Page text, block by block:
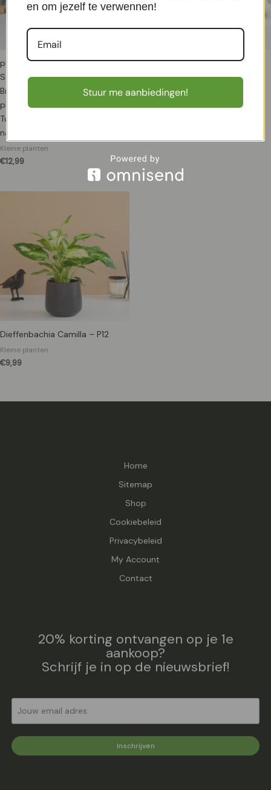
plantje.nl Kustmammoetboom,
Sequoia Sempervirens,
Brievenbusboompje, Kleine
planten, Plant cadeau,
Tuinplanten, Groen, Groene
naalden, Kan 2000 jaar
Kleine planten
€12,99
plantje.nl Schefflera op
Lavasteen, Lavasteen, Groen,
Easy Care
Kleine planten
Dieffenbachia Camilla – P12
Kleine planten
€9,99
Home
Sitemap
Shop
Cookiebeleid
Privacybeleid
My Account
Contact
20% korting ontvangen op je 1e
aankoop?
Schrijf je in op de nieuwsbrief!
Inschrijven
en om jezelf te verwennen!
Stuur me aanbiedingen!